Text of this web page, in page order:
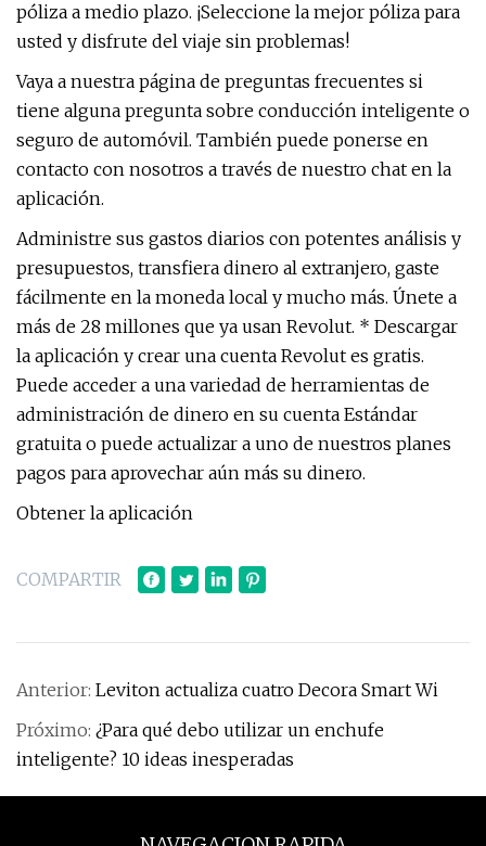
póliza a medio plazo. ¡Seleccione la mejor póliza para
usted y disfrute del viaje sin problemas!
Vaya a nuestra página de preguntas frecuentes si
tiene alguna pregunta sobre conducción inteligente o
seguro de automóvil. También puede ponerse en
contacto con nosotros a través de nuestro chat en la
aplicación.
Administre sus gastos diarios con potentes análisis y
presupuestos, transfiera dinero al extranjero, gaste
fácilmente en la moneda local y mucho más. Únete a
más de 28 millones que ya usan Revolut. * Descargar
la aplicación y crear una cuenta Revolut es gratis.
Puede acceder a una variedad de herramientas de
administración de dinero en su cuenta Estándar
gratuita o puede actualizar a uno de nuestros planes
pagos para aprovechar aún más su dinero.
Obtener la aplicación
COMPARTIR
Anterior: Leviton actualiza cuatro Decora Smart Wi
Próximo: ¿Para qué debo utilizar un enchufe
inteligente? 10 ideas inesperadas